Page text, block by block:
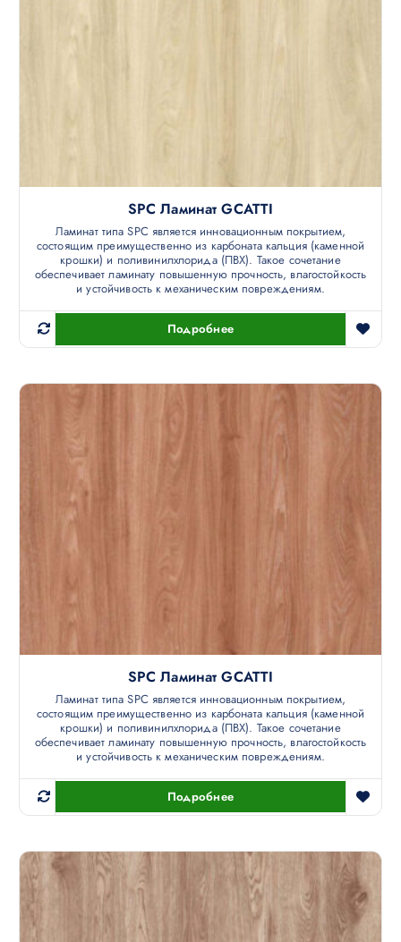
SPC Ламинат GCATTI
Ламинат типа SPC является инновационным покрытием,
состоящим преимущественно из карбоната кальция (каменной
крошки) и поливинилхлорида (ПВХ). Такое сочетание
обеспечивает ламинату повышенную прочность, влагостойкость
и устойчивость к механическим повреждениям.
Подробнее
SPC Ламинат GCATTI
Ламинат типа SPC является инновационным покрытием,
состоящим преимущественно из карбоната кальция (каменной
крошки) и поливинилхлорида (ПВХ). Такое сочетание
обеспечивает ламинату повышенную прочность, влагостойкость
и устойчивость к механическим повреждениям.
Подробнее